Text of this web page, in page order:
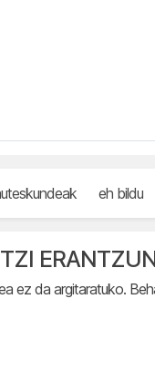
eh bildu
ez da argitaratuko.